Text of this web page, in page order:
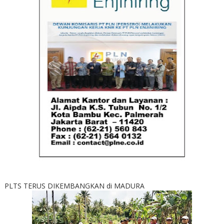
PLTS TERUS DIKEMBANGKAN di MADURA